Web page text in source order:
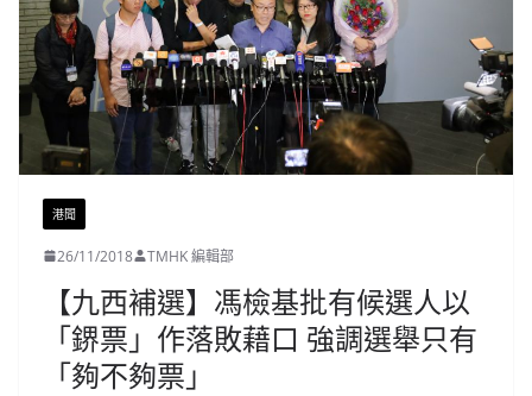
港聞
26/11/2018 TMHK 編輯部
【九西補選】馮檢基批有候選人以
「鎅票」作落敗藉口 強調選舉只有
「夠不夠票」